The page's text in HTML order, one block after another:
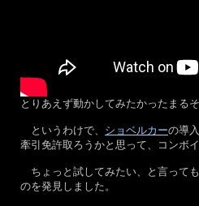
とりあえず動かしてみたかったまる
というわけで、 ショベルカーの導
牽引免許取ろうかと思って、コンボ
ちょっと試してみたい、と言って
のを発見しました。